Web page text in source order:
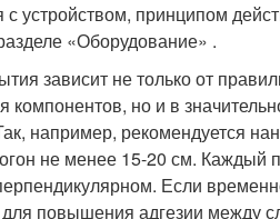
с устройством, принципом
«Оборудование» .
зависит не только от
но и в
например, рекомендуется
не менее 15-20 см.
Если
для повышения адгезии между